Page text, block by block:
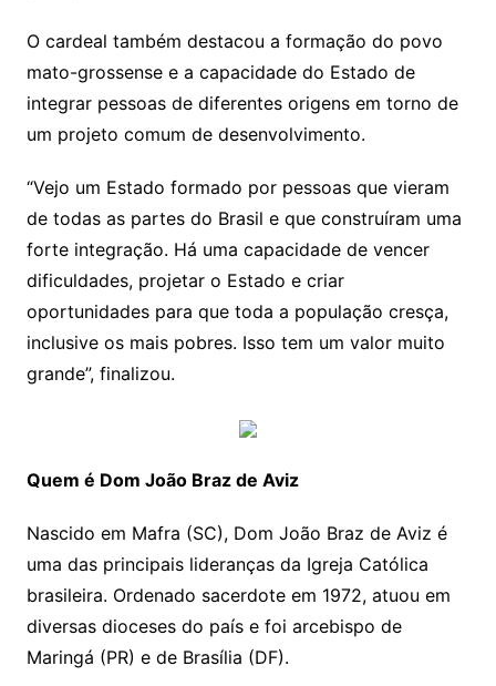
O cardeal também destacou a formação do povo
mato-grossense e a capacidade do Estado de
integrar pessoas de diferentes origens em torno de
um projeto comum de desenvolvimento.
“Vejo um Estado formado por pessoas que vieram
de todas as partes do Brasil e que construíram uma
forte integração. Há uma capacidade de vencer
dificuldades, projetar o Estado e criar
oportunidades para que toda a população cresça,
inclusive os mais pobres. Isso tem um valor muito
grande”, finalizou.
Quem é Dom João Braz de Aviz
Nascido em Mafra (SC), Dom João Braz de Aviz é
uma das principais lideranças da Igreja Católica
brasileira. Ordenado sacerdote em 1972, atuou em
diversas dioceses do país e foi arcebispo de
Maringá (PR) e de Brasília (DF).